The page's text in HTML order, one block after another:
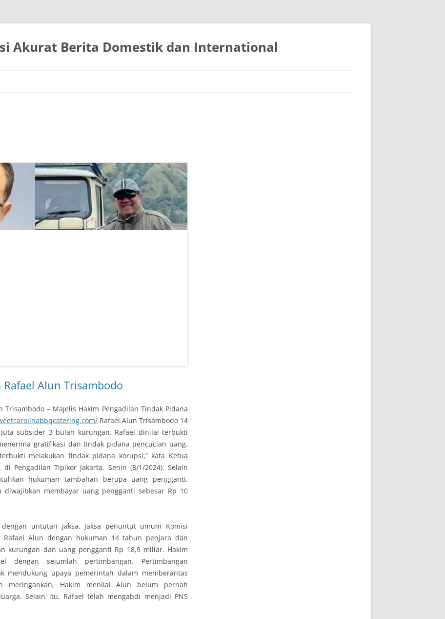
Akurat Berita Domestik dan International
Alun Trisambodo
Trisambodo – Majelis Hakim Pengadilan Tindak Pidana
Rafael Alun Trisambodo 14
subsider 3 bulan kurungan. Rafael dinilai terbukti
gratifikasi dan tindak pidana pencucian uang.
melakukan tindak pidana korupsi,” kata Ketua
Pengadilan Tipikor Jakarta, Senin (8/1/2024). Selain
hukuman tambahan berupa uang pengganti.
membayar uang pengganti sebesar Rp 10
untutan jaksa. Jaksa penuntut umum Komisi
Rafael Alun dengan hukuman 14 tahun penjara dan
kurungan dan uang pengganti Rp 18,9 miliar. Hakim
dengan sejumlah pertimbangan. Pertimbangan
mendukung upaya pemerintah dalam memberantas
meringankan, Hakim menilai Alun belum pernah
Selain itu, Rafael telah mengabdi menjadi PNS